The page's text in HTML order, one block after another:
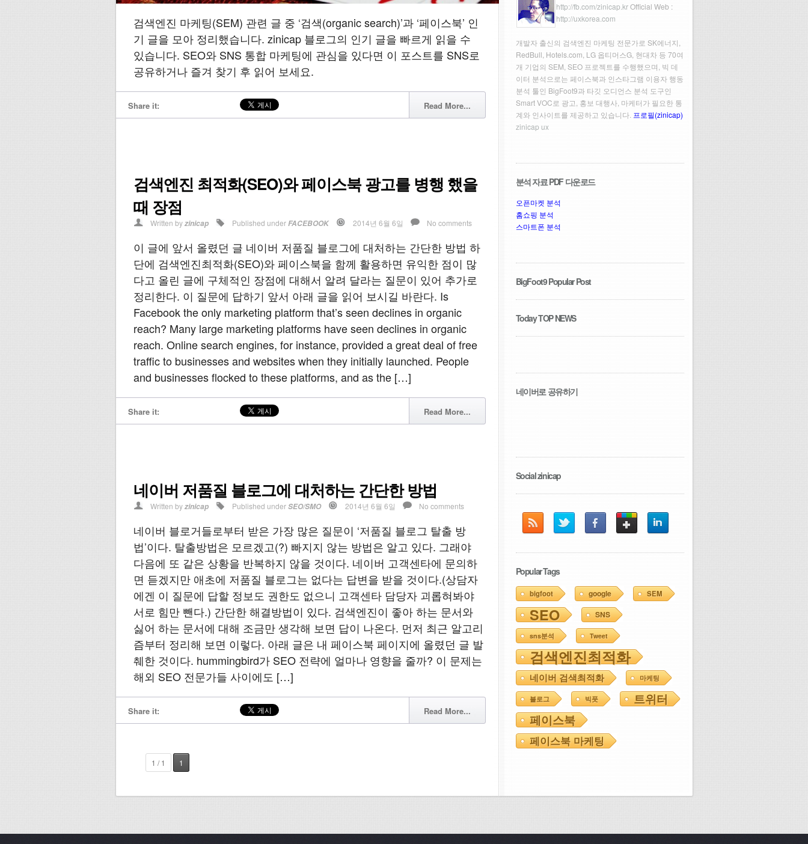
검색엔진 마케팅(SEM) 관련 글 중 ‘검색(organic search)’과 ‘페이스북’ 인
기 글을 모아 정리했습니다. zinicap 블로그의 인기 글을 빠르게 읽을 수
있습니다. SEO와 SNS 통합 마케팅에 관심을 있다면 이 포스트를 SNS로
공유하거나 즐겨 찾기 후 읽어 보세요.
Share it: Read More...
검색엔진 최적화(SEO)와 페이스북 광고를 병행 했을
때 장점
Written byzinicap Published underFACEBOOK 2014년 6월 6일 No comments
이 글에 앞서 올렸던 글 네이버 저품질 블로그에 대처하는 간단한 방법 하
단에 검색엔진최적화(SEO)와 페이스북을 함께 활용하면 유익한 점이 많
다고 올린 글에 구체적인 장점에 대해서 알려 달라는 질문이 있어 추가로
정리한다. 이 질문에 답하기 앞서 아래 글을 읽어 보시길 바란다. Is
Facebook the only marketing platform that’s seen declines in organic
reach? Many large marketing platforms have seen declines in organic
reach. Online search engines, for instance, provided a great deal of free
traffic to businesses and websites when they initially launched. People
and businesses flocked to these platforms, and as the […]
Share it: Read More...
네이버 저품질 블로그에 대처하는 간단한 방법
Written byzinicap Published underSEO/SMO 2014년 6월 6일 No comments
네이버 블로거들로부터 받은 가장 많은 질문이 ‘저품질 블로그 탈출 방
법’이다. 탈출방법은 모르겠고(?) 빠지지 않는 방법은 알고 있다. 그래야
다음에 또 같은 상황을 반복하지 않을 것이다. 네이버 고객센타에 문의하
면 듣겠지만 애초에 저품질 블로그는 없다는 답변을 받을 것이다.(상담자
에겐 이 질문에 답할 정보도 권한도 없으니 고객센타 담당자 괴롭혀봐야
서로 힘만 뺀다.) 간단한 해결방법이 있다. 검색엔진이 좋아 하는 문서와
싫어 하는 문서에 대해 조금만 생각해 보면 답이 나온다. 먼저 최근 알고리
즘부터 정리해 보면 이렇다. 아래 글은 내 페이스북 페이지에 올렸던 글 발
췌한 것이다. hummingbird가 SEO 전략에 얼마나 영향을 줄까? 이 문제는
해외 SEO 전문가들 사이에도 […]
Share it: Read More...
1 / 1 1
http://fb.com/zinicap.krOfficial Web :
http://uxkorea.com
개발자 출신의 검색엔진 마케팅 전문가로 SK에너지,
RedBull, Hotels.com, LG 옵티머스G, 현대차 등 70여
개 기업의 SEM, SEO 프로젝트를 수행했으며, 빅 데
이터 분석으로는 페이스북과 인스타그램 이용자 행동
분석 툴인 BigFoot9과 타깃 오디언스 분석 도구인
Smart VOC로 광고, 홍보 대행사, 마케터가 필요한 통
계와 인사이트를 제공하고 있습니다. 프로필(zinicap)
zinicap ux
분석 자료 PDF 다운로드
오픈마켓 분석
홈쇼핑 분석
스마트폰 분석
BigFoot9 Popular Post
Today TOP NEWS
네이버로 공유하기
Social zinicap
Popular Tags
bigfoot google SEM
SEO SNS
sns분석 Tweet
검색엔진최적화
네이버 검색최적화 마케팅
블로그 빅풋
트위터
페이스북
페이스북 마케팅